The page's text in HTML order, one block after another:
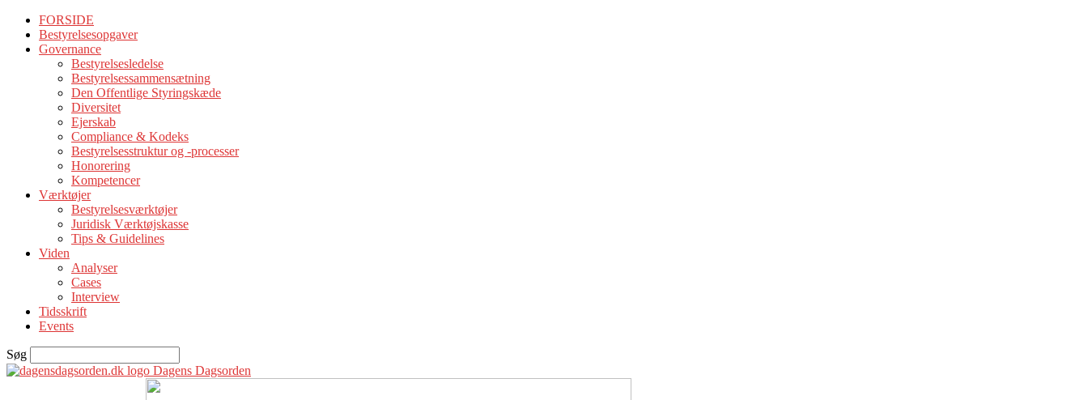
FORSIDE
Bestyrelsesopgaver
Governance
Bestyrelsesledelse
Bestyrelsessammensætning
Den Offentlige Styringskæde
Diversitet
Ejerskab
Compliance & Kodeks
Bestyrelsesstruktur og -processer
Honorering
Kompetencer
Værktøjer
Bestyrelsesværktøjer
Juridisk Værktøjskasse
Tips & Guidelines
Viden
Analyser
Cases
Interview
Tidsskrift
Events
Søg
Dagens Dagsorden